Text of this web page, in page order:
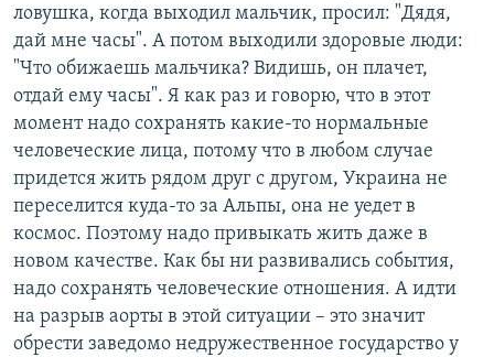
ловушка, когда выходил мальчик, просил: "Дядя,
дай мне часы". А потом выходили здоровые люди:
"Что обижаешь мальчика? Видишь, он плачет,
отдай ему часы". Я как раз и говорю, что в этот
момент надо сохранять какие-то нормальные
человеческие лица, потому что в любом случае
придется жить рядом друг с другом, Украина не
переселится куда-то за Альпы, она не уедет в
космос. Поэтому надо привыкать жить даже в
новом качестве. Как бы ни развивались события,
надо сохранять человеческие отношения. А идти
на разрыв аорты в этой ситуации – это значит
обрести заведомо недружественное государство у